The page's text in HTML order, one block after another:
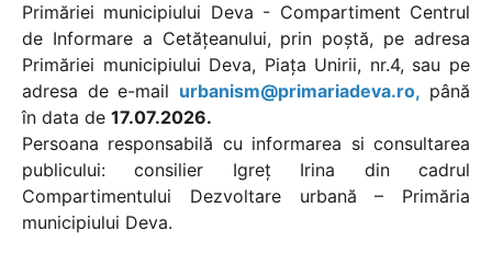
Primăriei municipiului Deva - Compartiment Centrul
de Informare a Cetăţeanului, prin poştă, pe adresa
Primăriei municipiului Deva, Piaţa Unirii, nr.4, sau pe
adresa de e-mail urbanism@primariadeva.ro, până
în data de 17.07.2026.
Persoana responsabilă cu informarea si consultarea
publicului: consilier Igreţ Irina din cadrul
Compartimentului Dezvoltare urbană – Primăria
municipiului Deva.